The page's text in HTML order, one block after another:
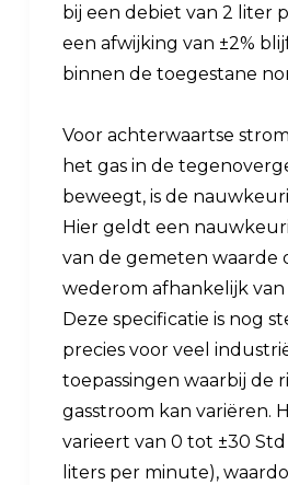
bij een debiet van 2 liter
een afwijking van ±2%
binnen de toegestane
Voor achterwaartse
het gas in de
beweegt, is de
Hier geldt een
van de gemeten waarde
wederom afhankelijk
Deze specificatie is nog
precies voor veel
toepassingen waarbij de
gasstroom kan variëren.
varieert van 0 tot ±30 Std
liters per minute),